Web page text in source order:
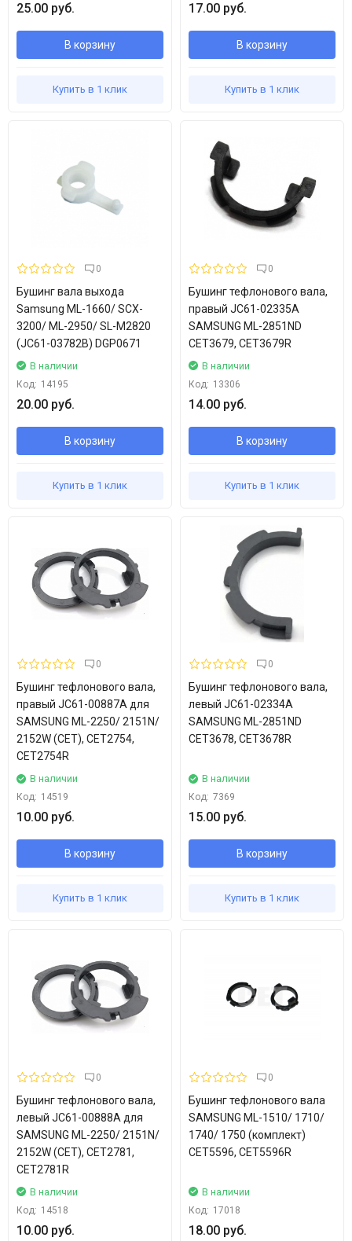
25.00 руб.
В корзину
Купить в 1 клик
17.00 руб.
В корзину
Купить в 1 клик
0
Бушинг вала выхода
Samsung ML-1660/ SCX-
3200/ ML-2950/ SL-M2820
(JC61-03782B) DGP0671
В наличии
Код: 14195
20.00 руб.
В корзину
Купить в 1 клик
0
Бушинг тефлонового вала,
правый JC61-02335A
SAMSUNG ML-2851ND
CET3679, CET3679R
В наличии
Код: 13306
14.00 руб.
В корзину
Купить в 1 клик
0
Бушинг тефлонового вала,
правый JC61-00887A для
SAMSUNG ML-2250/ 2151N/
2152W (CET), CET2754,
CET2754R
В наличии
Код: 14519
10.00 руб.
В корзину
Купить в 1 клик
0
Бушинг тефлонового вала,
левый JC61-02334A
SAMSUNG ML-2851ND
CET3678, CET3678R
В наличии
Код: 7369
15.00 руб.
В корзину
Купить в 1 клик
0
Бушинг тефлонового вала,
левый JC61-00888A для
SAMSUNG ML-2250/ 2151N/
2152W (CET), CET2781,
CET2781R
В наличии
Код: 14518
10.00 руб.
0
Бушинг тефлонового вала
SAMSUNG ML-1510/ 1710/
1740/ 1750 (комплект)
CET5596, CET5596R
В наличии
Код: 17018
18.00 руб.